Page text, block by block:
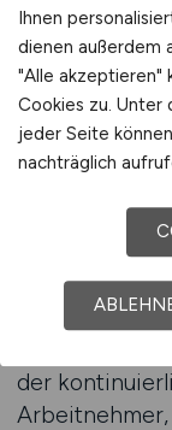
systematisch
Vorstellungen
oder
entsprechend
unnötige
Fachkräfte,
steuern
von großem
der
Ihnen
dienen außerdem
"Alle akzeptieren"
Cookies zu. Unter
jeder Seite
nachträglich